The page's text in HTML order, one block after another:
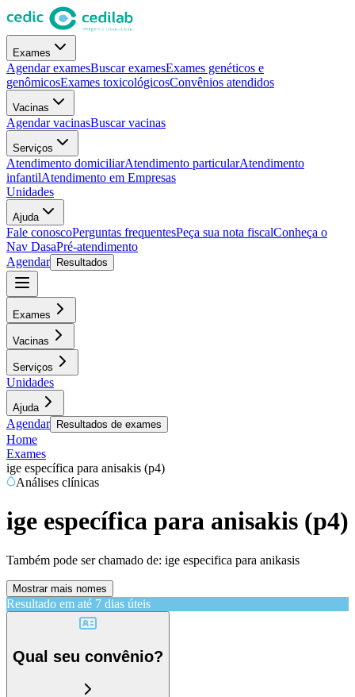
Exames
Agendar examesBuscar examesExames genéticos e
genômicosExames toxicológicosConvênios atendidos
Vacinas
Agendar vacinasBuscar vacinas
Serviços
Atendimento domiciliarAtendimento particularAtendimento
infantilAtendimento em Empresas
Unidades
Ajuda
Fale conoscoPerguntas frequentesPeça sua nota fiscalConheça o
Nav DasaPré-atendimento
Agendar
Resultados
Exames
Vacinas
Serviços
Unidades
Ajuda
Agendar Resultados de exames
Home
Exames
ige específica para anisakis (p4)
Análises clínicas
ige específica para anisakis (p4)
Também pode ser chamado de: ige especifica para anikasis
Mostrar mais nomes
Resultado em até 7 dias úteis
Qual seu convênio?